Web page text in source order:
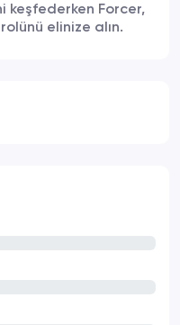
keşfederken Forcer,
elinize alın.